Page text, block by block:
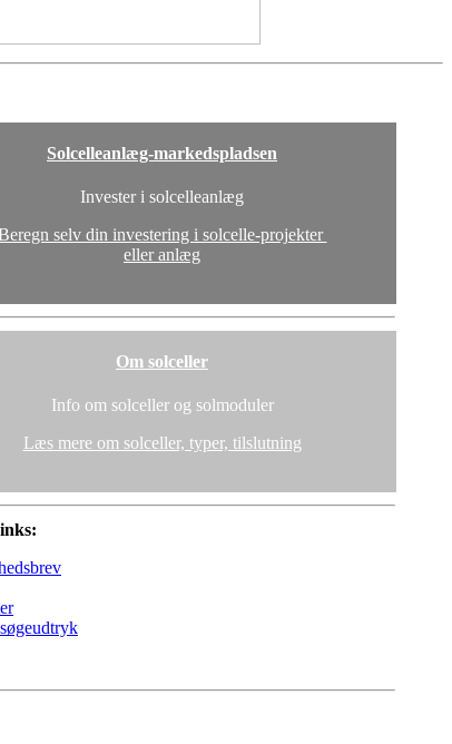
Solcelleanlæg-markedspladsen
Invester i solcelleanlæg
selv din investering i solcelle-projekter
eller anlæg
Om solceller
Info om solceller og solmoduler
Læs mere om solceller, typer, tilslutning